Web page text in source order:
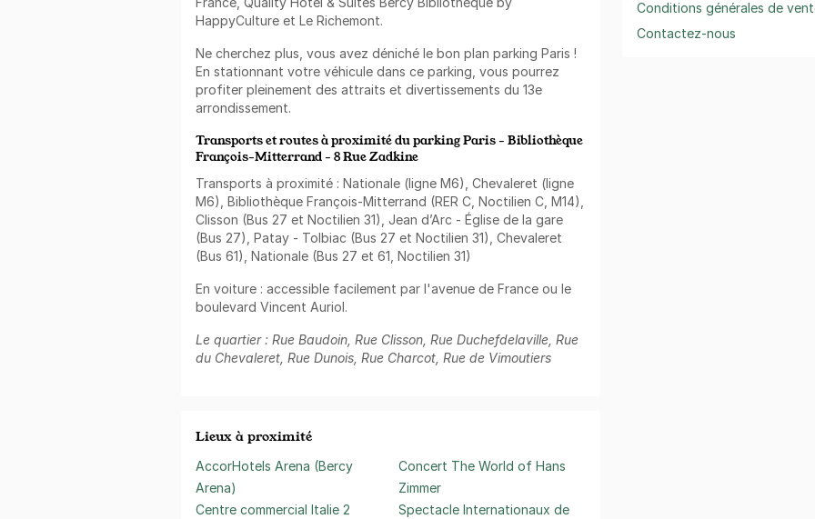
HappyCulture et Le Richemont.
Ne cherchez plus, vous avez déniché le bon plan parking Paris !
En stationnant votre véhicule dans ce parking, vous pourrez
profiter pleinement des attraits et divertissements du 13e
arrondissement.
Transports et routes à proximité du parking Paris - Bibliothèque
François-Mitterrand - 8 Rue Zadkine
Transports à proximité : Nationale (ligne M6), Chevaleret (ligne
M6), Bibliothèque François-Mitterrand (RER C, Noctilien C, M14),
Clisson (Bus 27 et Noctilien 31), Jean d’Arc - Église de la gare
(Bus 27), Patay - Tolbiac (Bus 27 et Noctilien 31), Chevaleret
(Bus 61), Nationale (Bus 27 et 61, Noctilien 31)
En voiture : accessible facilement par l'avenue de France ou le
boulevard Vincent Auriol.
Le quartier : Rue Baudoin, Rue Clisson, Rue Duchefdelaville, Rue
du Chevaleret, Rue Dunois, Rue Charcot, Rue de Vimoutiers
Lieux à proximité
AccorHotels Arena (Bercy
Arena)
Centre commercial Italie 2
Concert The World of Hans
Zimmer
Spectacle Internationaux de
Conditions générales de
Contactez-nous